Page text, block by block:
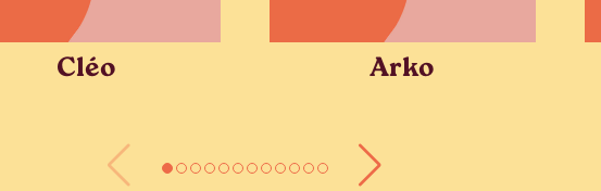
Cléo Arko